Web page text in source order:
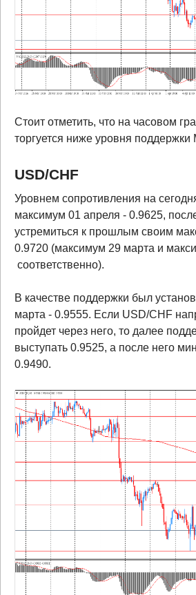
Стоит отметить, что на часовом
торгуется ниже уровня поддержки
USD/CHF
Уровнем сопротивления на
максимум 01 апреля - 0.9625,
устремиться к прошлым своим
0.9720 (максимум 29 марта и
соответственно).
В качестве поддержки был
марта - 0.9555. Если USD/CHF
пройдет через него, то далее
выступать 0.9525, а после него
0.9490.